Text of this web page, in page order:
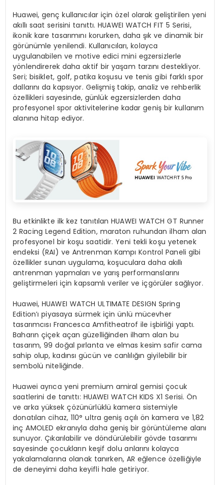
Huawei, genç kullanıcılar için özel olarak geliştirilen yeni
akıllı saat serisini tanıttı. HUAWEI WATCH FIT 5 Serisi,
ikonik kare tasarımını korurken, daha şık ve dinamik bir
görünümle yenilendi. Kullanıcıları, kolayca
uygulanabilen ve motive edici mini egzersizlerle
yönlendirerek daha aktif bir yaşam tarzını destekliyor.
Seri; bisiklet, golf, patika koşusu ve tenis gibi farklı spor
dallarını da kapsıyor. Gelişmiş takip, analiz ve rehberlik
özellikleri sayesinde, günlük egzersizlerden daha
profesyonel spor aktivitelerine kadar geniş bir kullanım
alanına hitap ediyor.
Bu etkinlikte ilk kez tanıtılan HUAWEI WATCH GT Runner
2 Racing Legend Edition, maraton ruhundan ilham alan
profesyonel bir koşu saatidir. Yeni tekli koşu yetenek
endeksi (RAI) ve Antrenman Kampı Kontrol Paneli gibi
özellikler sunan uygulama, koşuculara daha akıllı
antrenman yapmaları ve yarış performanslarını
geliştirmeleri için kapsamlı veriler ve içgörüler sağlıyor.
Huawei, HUAWEI WATCH ULTIMATE DESIGN Spring
Edition’ı piyasaya sürmek için ünlü mücevher
tasarımcısı Francesca Amfitheatrof ile işbirliği yaptı.
Baharın çiçek açan güzelliğinden ilham alan bu
tasarım, 99 doğal pırlanta ve elmas kesim safir cama
sahip olup, kadınsı gücün ve canlılığın giyilebilir bir
sembolü niteliğinde.
Huawei ayrıca yeni premium amiral gemisi çocuk
saatlerini de tanıttı: HUAWEI WATCH KIDS X1 Serisi. Ön
ve arka yüksek çözünürlüklü kamera sistemiyle
donatılan cihaz, 110° ultra geniş açılı ön kamera ve 1,82
inç AMOLED ekranıyla daha geniş bir görüntüleme alanı
sunuyor. Çıkarılabilir ve döndürülebilir gövde tasarımı
sayesinde çocukların keşif dolu anlarını kolayca
yakalamalarına olanak tanırken, AR eğlence özelliğiyle
de deneyimi daha keyifli hale getiriyor.